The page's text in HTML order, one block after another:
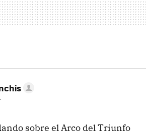
sobre el Arco del Triunfo